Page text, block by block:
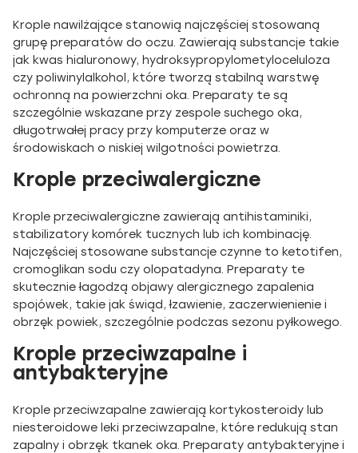
Krople nawilżające stanowią najczęściej stosowaną
grupę preparatów do oczu. Zawierają substancje takie
jak kwas hialuronowy, hydroksypropylometyloceluloza
czy poliwinylalkohol, które tworzą stabilną warstwę
ochronną na powierzchni oka. Preparaty te są
szczególnie wskazane przy zespole suchego oka,
długotrwałej pracy przy komputerze oraz w
środowiskach o niskiej wilgotności powietrza.
Krople przeciwalergiczne
Krople przeciwalergiczne zawierają antihistaminiki,
stabilizatory komórek tucznych lub ich kombinację.
Najczęściej stosowane substancje czynne to ketotifen,
cromoglikan sodu czy olopatadyna. Preparaty te
skutecznie łagodzą objawy alergicznego zapalenia
spojówek, takie jak świąd, łzawienie, zaczerwienienie i
obrzęk powiek, szczególnie podczas sezonu pyłkowego.
Krople przeciwzapalne i
antybakteryjne
Krople przeciwzapalne zawierają kortykosteroidy lub
niesteroidowe leki przeciwzapalne, które redukują stan
zapalny i obrzęk tkanek oka. Preparaty antybakteryjne i